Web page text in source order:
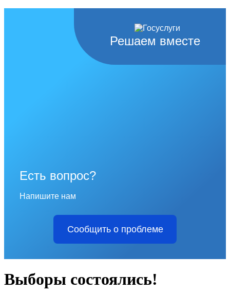
Решаем вместе
Есть вопрос?
Напишите нам
Сообщить о проблеме
Выборы состоялись!